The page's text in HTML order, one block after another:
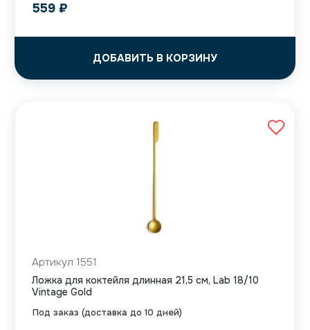
559 ₽
ДОБАВИТЬ В КОРЗИНУ
Под заказ (доставка до 10 дней)
Артикул 1551
Ложка для коктейля длинная 21,5 см, Lab 18/10
Vintage Gold